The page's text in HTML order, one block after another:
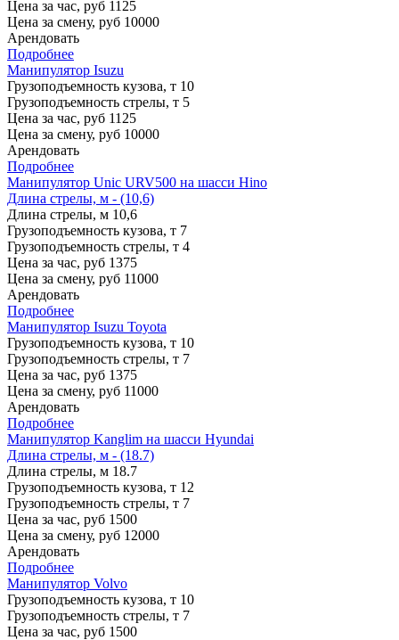
Цена за час, руб 1125
Цена за смену, руб 10000
Арендовать
Подробнее
Манипулятор Isuzu
Грузоподъемность кузова, т 10
Грузоподъемность стрелы, т 5
Цена за час, руб 1125
Цена за смену, руб 10000
Арендовать
Подробнее
Манипулятор Unic URV500 на шасси Hino
Длина стрелы, м - (10,6)
Длина стрелы, м 10,6
Грузоподъемность кузова, т 7
Грузоподъемность стрелы, т 4
Цена за час, руб 1375
Цена за смену, руб 11000
Арендовать
Подробнее
Манипулятор Isuzu Toyota
Грузоподъемность кузова, т 10
Грузоподъемность стрелы, т 7
Цена за час, руб 1375
Цена за смену, руб 11000
Арендовать
Подробнее
Манипулятор Kanglim на шасси Hyundai
Длина стрелы, м - (18.7)
Длина стрелы, м 18.7
Грузоподъемность кузова, т 12
Грузоподъемность стрелы, т 7
Цена за час, руб 1500
Цена за смену, руб 12000
Арендовать
Подробнее
Манипулятор Volvo
Грузоподъемность кузова, т 10
Грузоподъемность стрелы, т 7
Цена за час, руб 1500